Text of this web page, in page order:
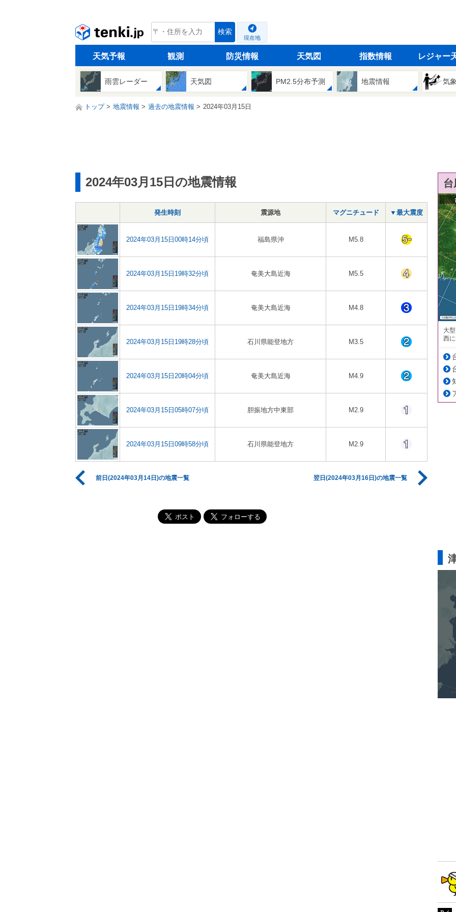
tenki.jp 検索
現在地
天気予報 観測 防災情報 天気図 指数情報 レジャー
雨雲レーダー 天気図 PM2.5分布予測 地震情報 気
トップ 地震情報 過去の地震情報 2024年03月15日
2024年03月15日の地震情報
発生時刻 震源地 マグニチュード ▼最大震度
2024年03月15日00時14分頃 福島県沖 M5.8
2024年03月15日19時32分頃 奄美大島近海 M5.5
2024年03月15日19時34分頃 奄美大島近海 M4.8
2024年03月15日19時28分頃 石川県能登地方 M3.5
2024年03月15日20時04分頃 奄美大島近海 M4.9
2024年03月15日05時07分頃 胆振地方中東部 M2.9
2024年03月15日09時58分頃 石川県能登地方 M2.9
前日(2024年03月14日)の地震一覧 翌日(2024年03月16日)の地震一覧
大
西